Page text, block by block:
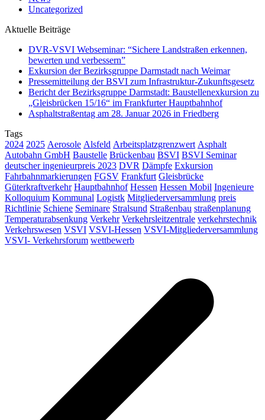
Uncategorized
Aktuelle Beiträge
DVR-VSVI Webseminar: “Sichere Landstraßen erkennen,
bewerten und verbessern”
Exkursion der Bezirksgruppe Darmstadt nach Weimar
Pressemitteilung der BSVI zum Infrastruktur-Zukunftsgesetz
Bericht der Bezirksgruppe Darmstadt: Baustellenexkursion zu
„Gleisbrücken 15/16“ im Frankfurter Hauptbahnhof
Asphaltstraßentag am 28. Januar 2026 in Friedberg
Tags
2024 2025 Aerosole Alsfeld Arbeitsplatzgrenzwert Asphalt
Autobahn GmbH Baustelle Brückenbau BSVI BSVI Seminar
deutscher ingenieurpreis 2023 DVR Dämpfe Exkursion
Fahrbahnmarkierungen FGSV Frankfurt Gleisbrücke
Güterkraftverkehr Hauptbahnhof Hessen Hessen Mobil Ingenieure
Kolloquium Kommunal Logistk Mitgliederversammlung preis
Richtlinie Schiene Seminare Stralsund Straßenbau straßenplanung
Temperaturabsenkung Verkehr Verkehrsleitzentrale verkehrstechnik
Verkehrswesen VSVI VSVI-Hessen VSVI-Mitgliederversammlung
VSVI- Verkehrsforum wettbewerb